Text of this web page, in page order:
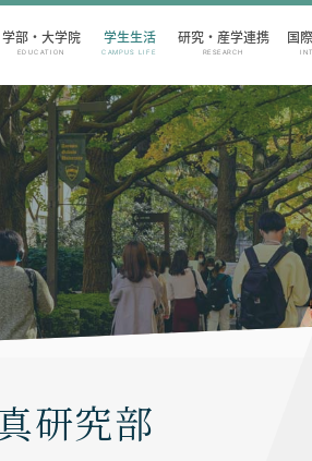
学部・大学院
EDUCATION
学生生活
CAMPUS LIFE
研究・産学連携
RESEARCH
国
研究部